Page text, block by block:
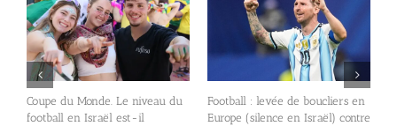
Coupe du Monde. Le niveau du
football en Israël est-il
Football : levée de boucliers en
Europe (silence en Israël) contre